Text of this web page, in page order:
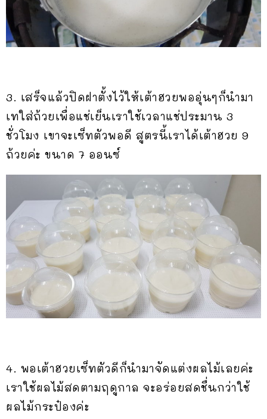
3. เสร็จแล้วปิดฝาตั้งไว้ให้เต้าฮวยพออุ่นๆก็นำมา
เทใส่ถ้วยเพื่อแช่เย็นเราใช้เวลาแช่ประมาน 3
ชั่วโมง เขาจะเซ็ทตัวพอดี สูตรนี้เราได้เต้าฮวย 9
ถ้วยค่ะ ขนาด 7 ออนซ์
4. พอเต้าฮวยเซ็ทตัวดีก็นำมาจัดแต่งผลไม้เลยค่ะ
เราใช้ผลไม้สดตามฤดูกาล จะอร่อยสดชื่นกว่าใช้
ผลไม้กระป๋องค่ะ